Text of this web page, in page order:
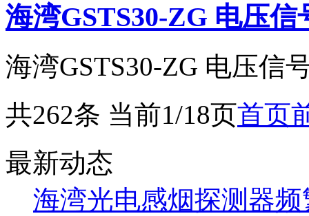
海湾GSTS30-ZG 电压
海湾GSTS30-ZG 电压信
共262条 当前1/18页首页
最新动态
海湾光电感烟探测器